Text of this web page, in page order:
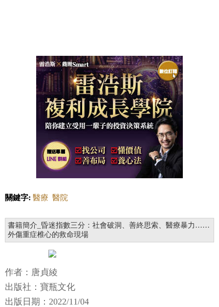
關鍵字: 醫療 醫院
書籍簡介_昏迷指數三分：社會破洞、善終思索、醫療暴力……
外傷重症椎心的救命現場
作者：唐貞綾
出版社：寶瓶文化
出版日期：2022/11/04